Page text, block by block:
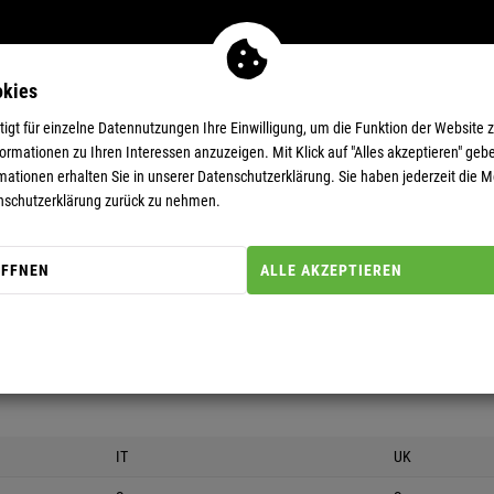
DIE PERFEKTE GRÖSSE FÜR DICH.
weshalb du im Shop EU/DE die Größe (S) auswählen müsstest.
IT UK
für einzelne Datennutzungen Ihre Einwilligung, um die Funktion der Website
zu Ihren Interessen anzuzeigen. Mit Klick auf "Alles akzeptieren"
erhalten Sie in unserer Datenschutzerklärung. Sie haben jederzeit die
zurück zu nehmen.
ALLE AKZEPTIEREN